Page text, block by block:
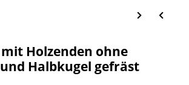
Holzenden ohne
Halbkugel gefräst